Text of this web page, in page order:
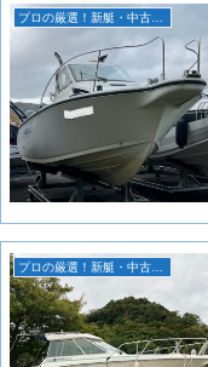
プロの厳選！新艇・中古艇情報！
プロの厳選！新艇・中古艇情報！